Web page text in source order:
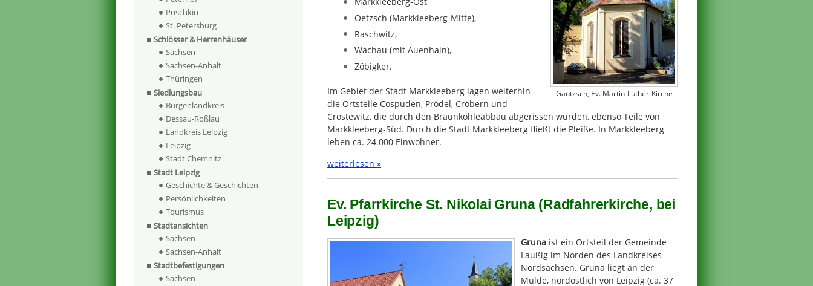
Gautzsch, Ev. Martin-Luther-Kirche
Oetzsch (Markkleeberg-Mitte),
Raschwitz,
Wachau (mit Auenhain),
Zöbigker.
Im Gebiet der Stadt Markkleeberg lagen weiterhin
die Ortsteile Cospuden, Prödel, Cröbern und
Crostewitz, die durch den Braunkohleabbau abgerissen wurden, ebenso Teile von
Markkleeberg-Süd. Durch die Stadt Markkleeberg fließt die Pleiße. In Markkleeberg
leben ca. 24.000 Einwohner.
weiterlesen »
Ev. Pfarrkirche St. Nikolai Gruna (Radfahrerkirche, bei
Leipzig)
Gruna ist ein Ortsteil der Gemeinde
Laußig im Norden des Landkreises
Nordsachsen. Gruna liegt an der
Mulde, nordöstlich von Leipzig (ca. 37
Puschkin
St. Petersburg
Schlösser & Herrenhäuser
Sachsen
Sachsen-Anhalt
Thüringen
Siedlungsbau
Burgenlandkreis
Dessau-Roßlau
Landkreis Leipzig
Leipzig
Stadt Chemnitz
Stadt Leipzig
Geschichte & Geschichten
Persönlichkeiten
Tourismus
Stadtansichten
Sachsen
Sachsen-Anhalt
Stadtbefestigungen
Sachsen